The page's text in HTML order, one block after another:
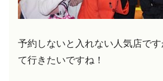
予約しないと入れない人気店で
て行きたいですね！